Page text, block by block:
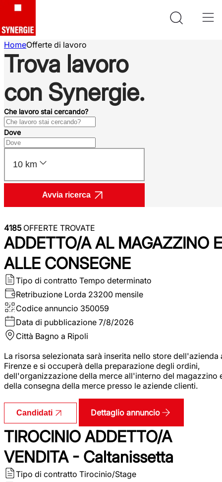
HomeOfferte di lavoro
Trova lavoro
con Synergie.
Che lavoro stai cercando?
Dove
10 km
Avvia ricerca
4185OFFERTE TROVATE
ADDETTO/A AL MAGAZZINO E
ALLE CONSEGNE
Tipo di contratto Tempo determinato
Retribuzione Lorda 23200 mensile
Codice annuncio 350059
Data di pubblicazione 7/8/2026
Città Bagno a Ripoli
La risorsa selezionata sarà inserita nello store dell'azienda
Firenze e si occuperà della preparazione degli ordini,
dell'organizzazione della merce all'interno del magazzino
della consegna della merce presso le aziende clienti.
Candidati Dettaglio annuncio
TIROCINIO ADDETTO/A
VENDITA - Caltanissetta
Tipo di contratto Tirocinio/Stage